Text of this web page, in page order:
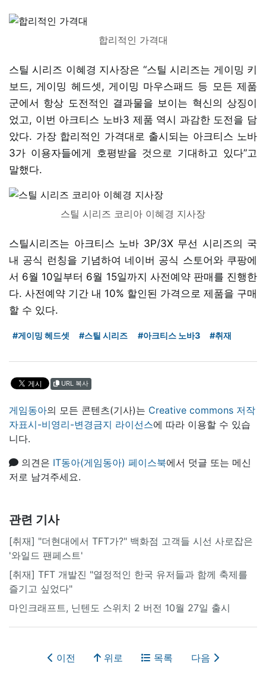
합리적인 가격대
스틸 시리즈 이혜경 지사장은 “스틸 시리즈는 게이밍 키
보드, 게이밍 헤드셋, 게이밍 마우스패드 등 모든 제품
군에서 항상 도전적인 결과물을 보이는 혁신의 상징이
었고, 이번 아크티스 노바3 제품 역시 과감한 도전을 담
았다. 가장 합리적인 가격대로 출시되는 아크티스 노바
3가 이용자들에게 호평받을 것으로 기대하고 있다”고
말했다.
스틸 시리즈 코리아 이혜경 지사장
스틸시리즈는 아크티스 노바 3P/3X 무선 시리즈의 국
내 공식 런칭을 기념하여 네이버 공식 스토어와 쿠팡에
서 6월 10일부터 6월 15일까지 사전예약 판매를 진행한
다. 사전예약 기간 내 10% 할인된 가격으로 제품을 구매
할 수 있다.
#게이밍 헤드셋 #스틸 시리즈 #아크티스 노바3 #취재
URL 복사
게임동아의 모든 콘텐츠(기사)는 Creative commons 저작
자표시-비영리-변경금지 라이선스에 따라 이용할 수 있습
니다.
의견은 IT동아(게임동아) 페이스북에서 덧글 또는 메신
저로 남겨주세요.
관련 기사
[취재] "더현대에서 TFT가?" 백화점 고객들 시선 사로잡은
'와일드 팬페스트'
[취재] TFT 개발진 "열정적인 한국 유저들과 함께 축제를
즐기고 싶었다"
마인크래프트, 닌텐도 스위치 2 버전 10월 27일 출시
이전 위로 목록 다음